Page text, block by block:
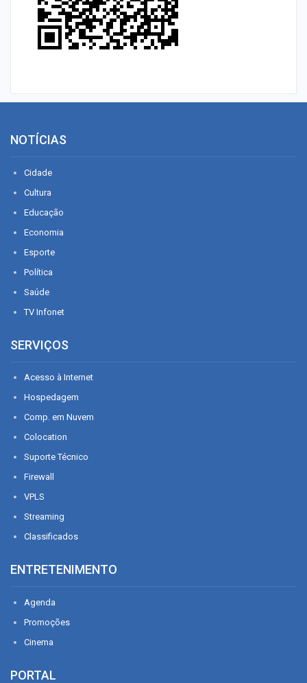
NOTÍCIAS
Cidade
Cultura
Educação
Economia
Esporte
Política
Saúde
TV Infonet
SERVIÇOS
Acesso à Internet
Hospedagem
Comp. em Nuvem
Colocation
Suporte Técnico
Firewall
VPLS
Streaming
Classificados
ENTRETENIMENTO
Agenda
Promoções
Cinema
PORTAL